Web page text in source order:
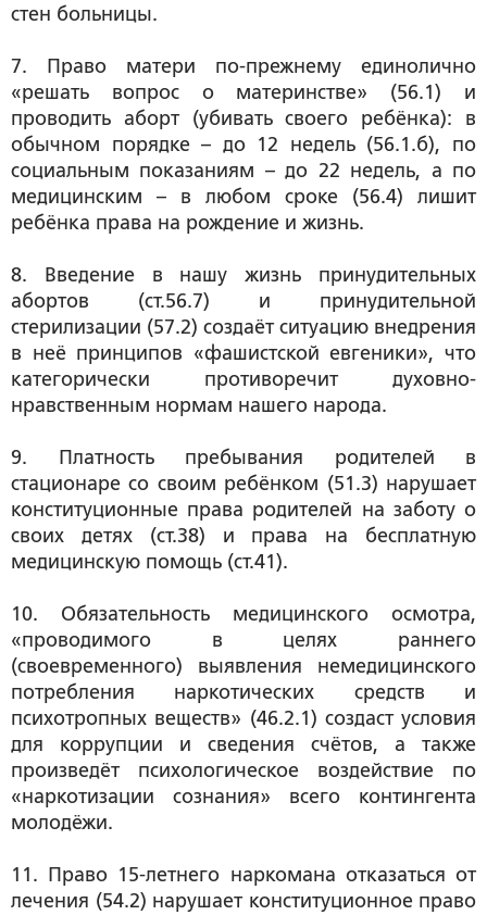
стен больницы.
7. Право матери по-прежнему единолично
«решать вопрос о материнстве» (56.1) и
проводить аборт (убивать своего ребёнка): в
обычном порядке – до 12 недель (56.1.б), по
социальным показаниям – до 22 недель, а по
медицинским – в любом сроке (56.4) лишит
ребёнка права на рождение и жизнь.
8. Введение в нашу жизнь принудительных
абортов (ст.56.7) и принудительной
стерилизации (57.2) создаёт ситуацию внедрения
в неё принципов «фашистской евгеники», что
категорически противоречит духовно-
нравственным нормам нашего народа.
9. Платность пребывания родителей в
стационаре со своим ребёнком (51.3) нарушает
конституционные права родителей на заботу о
своих детях (ст.38) и права на бесплатную
медицинскую помощь (ст.41).
10. Обязательность медицинского осмотра,
«проводимого в целях раннего
(своевременного) выявления немедицинского
потребления наркотических средств и
психотропных веществ» (46.2.1) создаст условия
для коррупции и сведения счётов, а также
произведёт психологическое воздействие по
«наркотизации сознания» всего контингента
молодёжи.
11. Право 15-летнего наркомана отказаться от
лечения (54.2) нарушает конституционное право